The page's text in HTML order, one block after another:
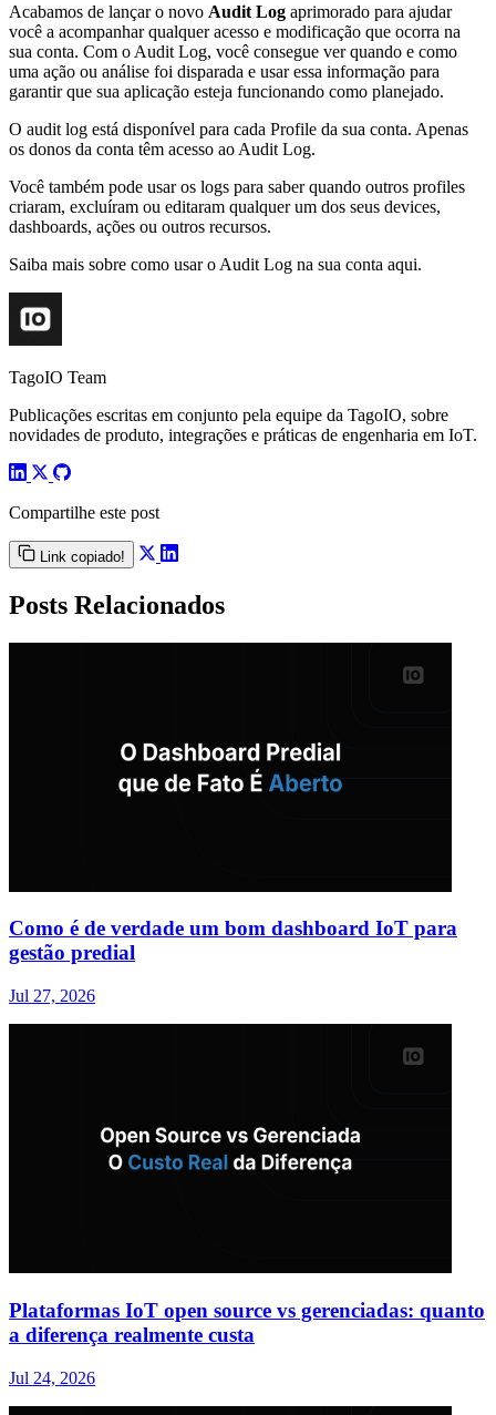
Acabamos de lançar o novo Audit Log aprimorado para ajudar
você a acompanhar qualquer acesso e modificação que ocorra na
sua conta. Com o Audit Log, você consegue ver quando e como
uma ação ou análise foi disparada e usar essa informação para
garantir que sua aplicação esteja funcionando como planejado.
O audit log está disponível para cada Profile da sua conta. Apenas
os donos da conta têm acesso ao Audit Log.
Você também pode usar os logs para saber quando outros profiles
criaram, excluíram ou editaram qualquer um dos seus devices,
dashboards, ações ou outros recursos.
Saiba mais sobre como usar o Audit Log na sua conta aqui.
TagoIO Team
Publicações escritas em conjunto pela equipe da TagoIO, sobre
novidades de produto, integrações e práticas de engenharia em IoT.
Compartilhe este post
Link copiado!
Posts Relacionados
Como é de verdade um bom dashboard IoT para
gestão predial
Jul 27, 2026
Plataformas IoT open source vs gerenciadas: quanto
a diferença realmente custa
Jul 24, 2026